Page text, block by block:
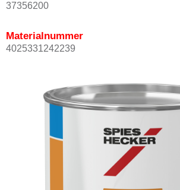
37356200
Materialnummer
4025331242239